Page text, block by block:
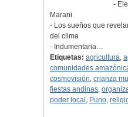
-
Marani
- Los sueños que
del clima
- Indumentaria…
Etiquetas: agricultura,
comunidades
cosmovisión, crianza
fiestas andinas,
poder local , Puno,